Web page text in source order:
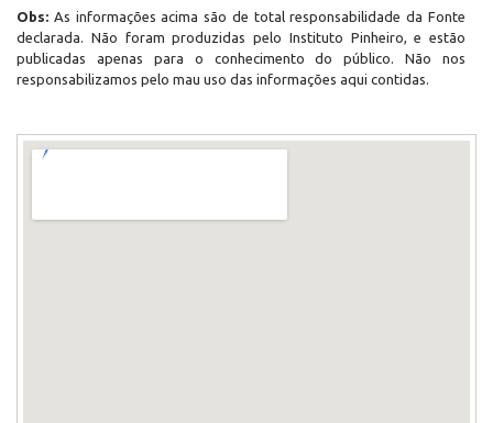
Obs: As informações acima são de total responsabilidade da Fonte
declarada. Não foram produzidas pelo Instituto Pinheiro, e estão
publicadas apenas para o conhecimento do público. Não nos
responsabilizamos pelo mau uso das informações aqui contidas.